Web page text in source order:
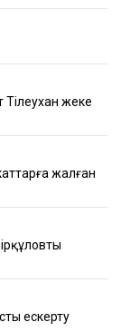
Тілеухан жеке
жалған
ескерту